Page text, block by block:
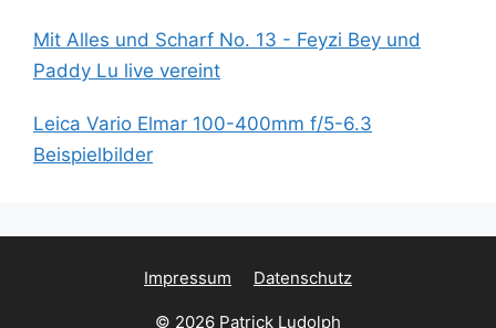
Mit Alles und Scharf No. 13 - Feyzi Bey und
Paddy Lu live vereint
Leica Vario Elmar 100-400mm f/5-6.3
Beispielbilder
Impressum Datenschutz
© 2026 Patrick Ludolph